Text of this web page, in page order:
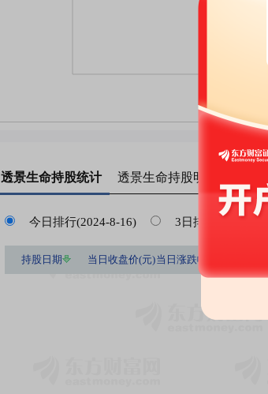
透景生命持股统计 透景生命持股明细
今日排行(2024-8-16) 3日排行
持股日期 当日收盘价(元)当日涨跌幅(%) 持股数